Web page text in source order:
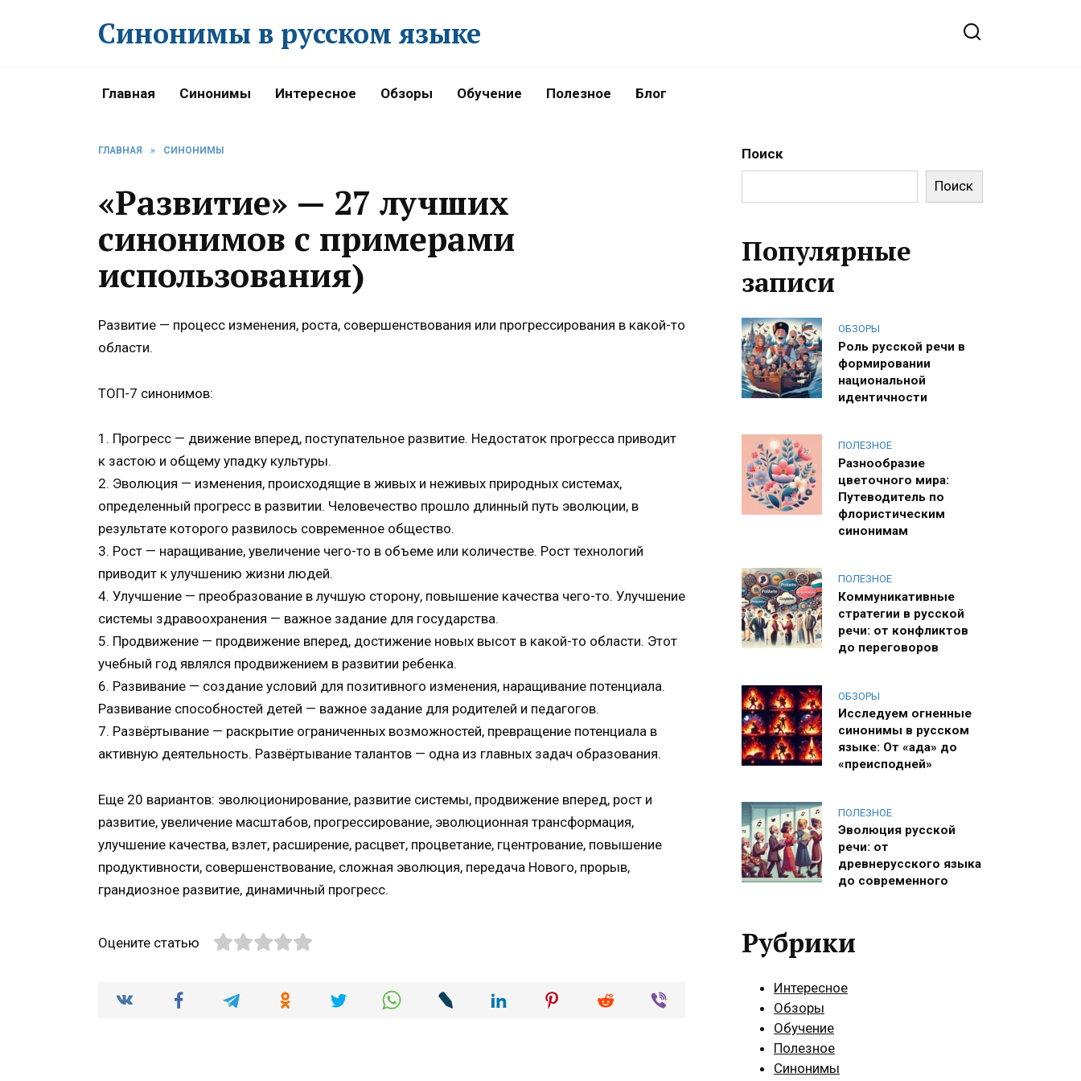
Синонимы в русском языке
Главная Синонимы Интересное Обзоры Обучение Полезное Блог
ГЛАВНАЯ » СИНОНИМЫ
«Развитие» — 27 лучших
синонимов с примерами
использования)
Развитие — процесс изменения, роста, совершенствования или прогрессирования в какой-то
области.
ТОП-7 синонимов:
1. Прогресс — движение вперед, поступательное развитие. Недостаток прогресса приводит
к застою и общему упадку культуры.
2. Эволюция — изменения, происходящие в живых и неживых природных системах,
определенный прогресс в развитии. Человечество прошло длинный путь эволюции, в
результате которого развилось современное общество.
3. Рост — наращивание, увеличение чего-то в объеме или количестве. Рост технологий
приводит к улучшению жизни людей.
4. Улучшение — преобразование в лучшую сторону, повышение качества чего-то. Улучшение
системы здравоохранения — важное задание для государства.
5. Продвижение — продвижение вперед, достижение новых высот в какой-то области. Этот
учебный год являлся продвижением в развитии ребенка.
6. Развивание — создание условий для позитивного изменения, наращивание потенциала.
Развивание способностей детей — важное задание для родителей и педагогов.
7. Развёртывание — раскрытие ограниченных возможностей, превращение потенциала в
активную деятельность. Развёртывание талантов — одна из главных задач образования.
Еще 20 вариантов: эволюционирование, развитие системы, продвижение вперед, рост и
развитие, увеличение масштабов, прогрессирование, эволюционная трансформация,
улучшение качества, взлет, расширение, расцвет, процветание, гцентрование, повышение
продуктивности, совершенствование, сложная эволюция, передача Нового, прорыв,
грандиозное развитие, динамичный прогресс.
Оцените статью
Поиск
Поиск
Популярные
записи
ОБЗОРЫ
Роль русской речи в
формировании
национальной
идентичности
ПОЛЕЗНОЕ
Разнообразие
цветочного мира:
Путеводитель по
флористическим
синонимам
ПОЛЕЗНОЕ
Коммуникативные
стратегии в русской
речи: от конфликтов
до переговоров
ОБЗОРЫ
Исследуем огненные
синонимы в русском
языке: От «ада» до
«преисподней»
ПОЛЕЗНОЕ
Эволюция русской
речи: от
древнерусского языка
до современного
Рубрики
Интересное
Обзоры
Обучение
Полезное
Синонимы